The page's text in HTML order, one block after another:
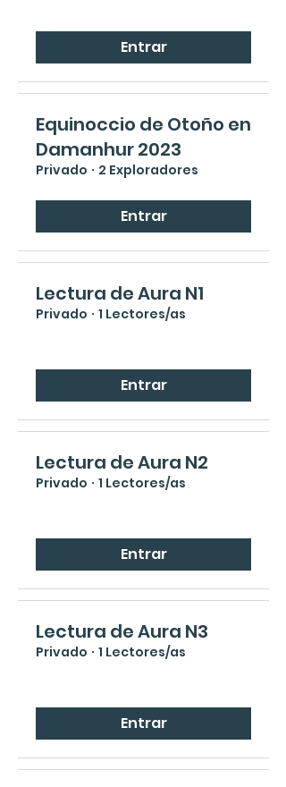
Entrar
Equinoccio de Otoño en
Damanhur 2023
Privado · 2 Exploradores
Entrar
Lectura de Aura N1
Privado · 1 Lectores/as
Entrar
Lectura de Aura N2
Privado · 1 Lectores/as
Entrar
Lectura de Aura N3
Privado · 1 Lectores/as
Entrar